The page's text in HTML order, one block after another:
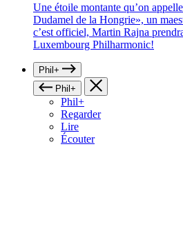
Une étoile montante qu’on
Dudamel de la Hongrie», un
c’est officiel, Martin Rajna
Luxembourg Philharmonic!
Phil+
Phil+
Phil+
Regarder
Lire
Écouter